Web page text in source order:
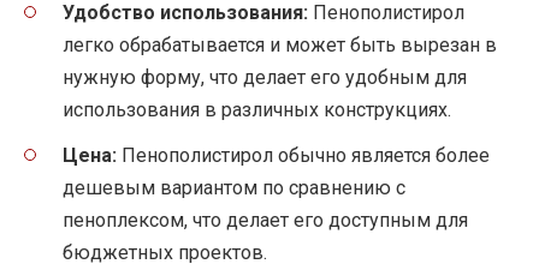
Удобство использования: Пенополистирол
легко обрабатывается и может быть вырезан в
нужную форму, что делает его удобным для
использования в различных конструкциях.
Цена: Пенополистирол обычно является более
дешевым вариантом по сравнению с
пеноплексом, что делает его доступным для
бюджетных проектов.